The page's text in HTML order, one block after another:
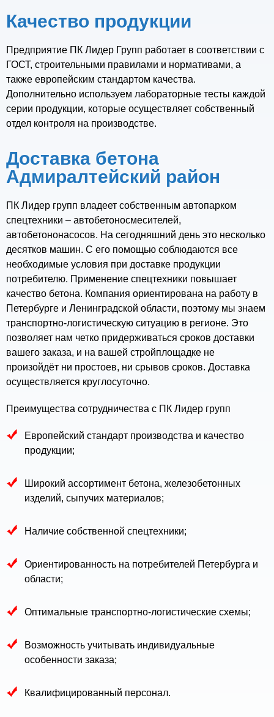
Качество продукции
Предприятие ПК Лидер Групп работает в соответствии с
ГОСТ, строительными правилами и нормативами, а
также европейским стандартом качества.
Дополнительно используем лабораторные тесты каждой
серии продукции, которые осуществляет собственный
отдел контроля на производстве.
Доставка бетона
Адмиралтейский район
ПК Лидер групп владеет собственным автопарком
спецтехники – автобетоносмесителей,
автобетононасосов. На сегодняшний день это несколько
десятков машин. С его помощью соблюдаются все
необходимые условия при доставке продукции
потребителю. Применение спецтехники повышает
качество бетона. Компания ориентирована на работу в
Петербурге и Ленинградской области, поэтому мы знаем
транспортно-логистическую ситуацию в регионе. Это
позволяет нам четко придерживаться сроков доставки
вашего заказа, и на вашей стройплощадке не
произойдёт ни простоев, ни срывов сроков. Доставка
осуществляется круглосуточно.
Преимущества сотрудничества с ПК Лидер групп
Европейский стандарт производства и качество
продукции;
Широкий ассортимент бетона, железобетонных
изделий, сыпучих материалов;
Наличие собственной спецтехники;
Ориентированность на потребителей Петербурга и
области;
Оптимальные транспортно-логистические схемы;
Возможность учитывать индивидуальные
особенности заказа;
Квалифицированный персонал.